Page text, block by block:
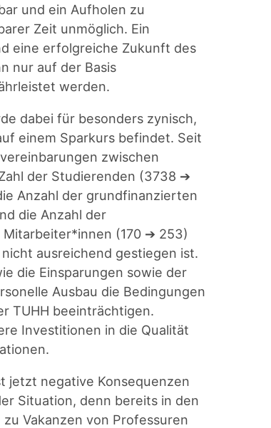
und ein Aufholen zu
Zeit unmöglich. Ein
eine erfolgreiche Zukunft des
nur auf der Basis
werden.
dabei für besonders zynisch,
einem Sparkurs befindet. Seit
zwischen
der Studierenden (3738 ➔
Anzahl der grundfinanzierten
die Anzahl der
(170 ➔ 253)
ausreichend gestiegen ist.
die Einsparungen sowie der
Ausbau die Bedingungen
TUHH beeinträchtigen.
Investitionen in die Qualität
jetzt negative Konsequenzen
Situation, denn bereits in den
Vakanzen von Professuren